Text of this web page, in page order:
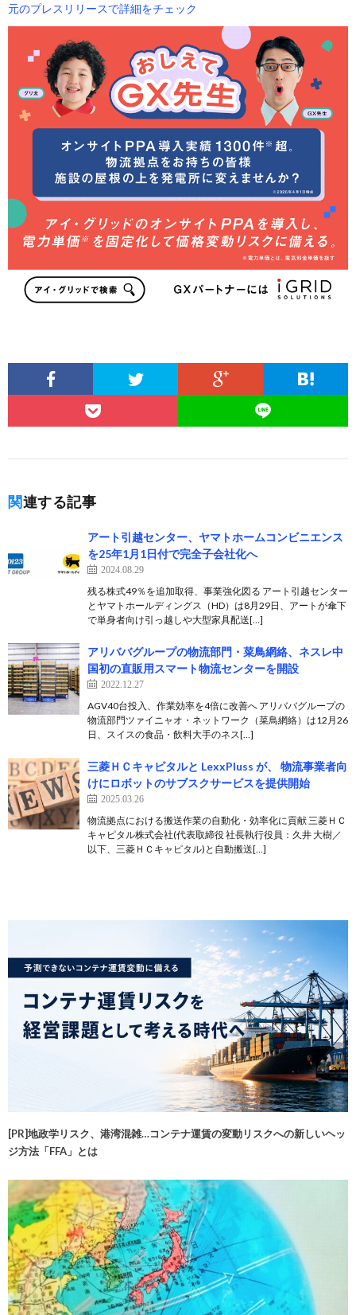
元のプレスリリースで詳細をチェック
関連する記事
アート引越センター、ヤマトホームコンビニエンス
を25年1月1日付で完全子会社化へ
2024.08.29
残る株式49％を追加取得、事業強化図る アート引越センター
とヤマトホールディングス（HD）は8月29日、アートが傘下
で単身者向け引っ越しや大型家具配送[…]
アリババグループの物流部門・菜鳥網絡、ネスレ中
国初の直販用スマート物流センターを開設
2022.12.27
AGV40台投入、作業効率を4倍に改善へ アリババグループの
物流部門ツァイニャオ・ネットワーク（菜鳥網絡）は12月26
日、スイスの食品・飲料大手のネス[…]
三菱ＨＣキャピタルと LexxPluss が、 物流事業者向
けにロボットのサブスクサービスを提供開始
2025.03.26
物流拠点における搬送作業の自動化・効率化に貢献 三菱ＨＣ
キャピタル株式会社(代表取締役 社長執行役員：久井 大樹／
以下、三菱ＨＣキャピタル)と自動搬送[…]
[PR]地政学リスク、港湾混雑…コンテナ運賃の変動リスクへの新しいヘッ
ジ方法「FFA」とは